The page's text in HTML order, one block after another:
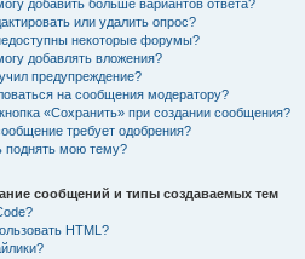
добавить больше вариантов ответа?
или удалить опрос?
некоторые форумы?
добавлять вложения?
предупреждение?
на сообщения модератору?
«Сохранить» при создании сообщения?
требует одобрения?
поднять мою тему?
сообщений и типы создаваемых тем
HTML?